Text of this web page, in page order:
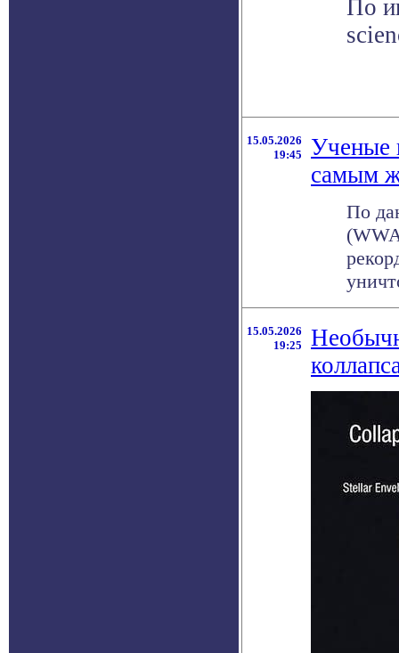
По
15.05.2026
19:45
Ученые
самым
По
15.05.2026
19:25